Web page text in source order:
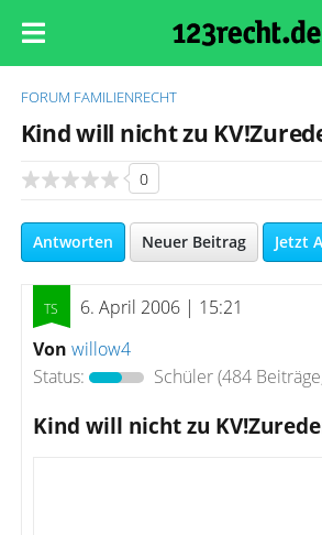
FORUM FAMILIENRECHT
Kind will nicht zu
0
Antworten Neuer Beitrag Jetzt
6. April 2006 | 15:21
Von willow4
Status:
Schüler(484
Kind will nicht zu